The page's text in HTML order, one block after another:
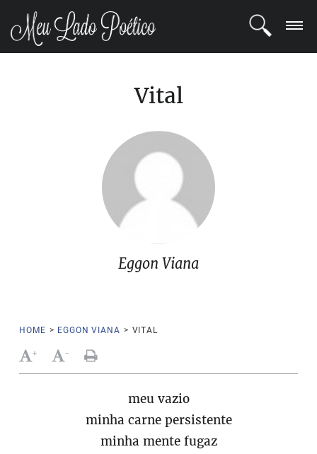
Vital
Eggon Viana
HOME > EGGON VIANA > VITAL
+ -
meu vazio
minha carne persistente
minha mente fugaz